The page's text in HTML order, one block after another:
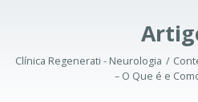
Clínica Regenerati - Neurologia
– O Que é e